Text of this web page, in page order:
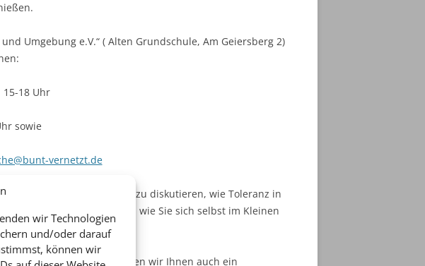
wir Technologien
und/oder darauf
können wir
Umgebung e.V.“ ( Alten Grundschule, Am Geiersberg 2)
15-18 Uhr
sowie
vernetzt.de
einladen, zu erleben und zu diskutieren, wie Toleranz in
Sie sich inspirieren, wie Sie sich selbst im Kleinen
bis zum 07.09.25 bieten wir Ihnen auch ein